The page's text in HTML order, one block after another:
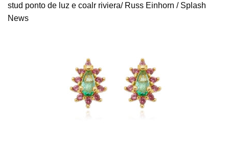
stud ponto de luz e coalr riviera/ Russ Einhorn / Splash
News